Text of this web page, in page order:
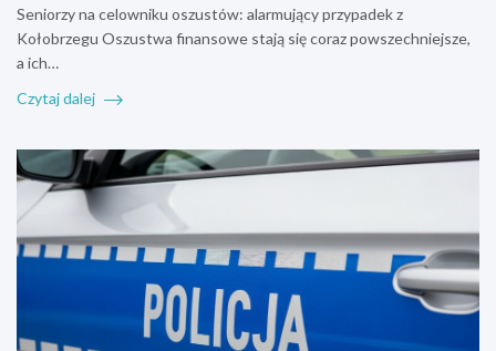
Seniorzy na celowniku oszustów: alarmujący przypadek z
Kołobrzegu Oszustwa finansowe stają się coraz powszechniejsze,
a ich…
Czytaj dalej